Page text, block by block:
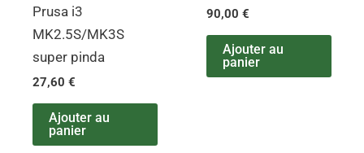
Prusa i3
MK2.5S/MK3S
super pinda
27,60€
Ajouter au
panier
90,00€
Ajouter au
panier